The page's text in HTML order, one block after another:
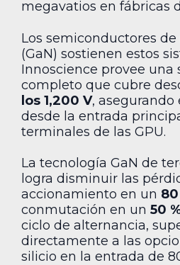
megavatios en fábricas
Los semiconductores
(GaN) sostienen estos
Innoscience provee una
completo que cubre
los 1,200 V,
desde la entrada
terminales de las GPU.
La tecnología GaN de
logra disminuir las
accionamiento en un 80
conmutación en un 50
ciclo de alternancia,
directamente a las
silicio en la entrada de